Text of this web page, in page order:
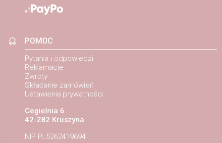
POMOC
Pytania i odpowiedzi
Reklamacje
Zwroty
Składanie zamówień
Ustawienia prywatności
Cegielnia 6
42-282 Kruszyna
NIP PL5262419694